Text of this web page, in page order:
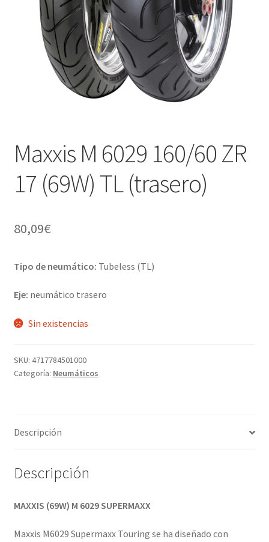
Maxxis M 6029 160/60 ZR
17 (69W) TL (trasero)
80,09€
Tipo de neumático: Tubeless (TL)
Eje: neumático trasero
Sin existencias
SKU: 4717784501000
Categoría: Neumáticos
Descripción
Descripción
MAXXIS (69W) M 6029 SUPERMAXX
Maxxis M6029 Supermaxx Touring se ha diseñado con